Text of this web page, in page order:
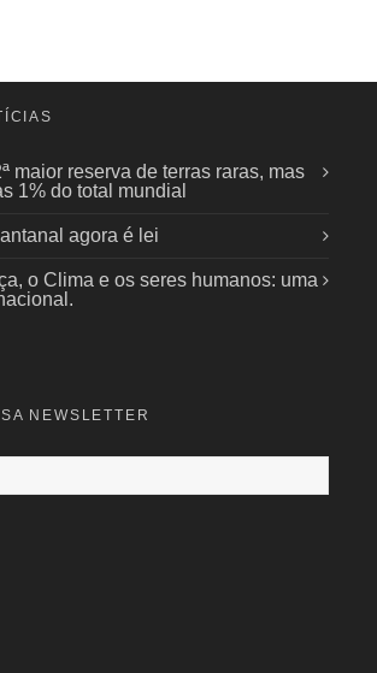
maior reserva de terras raras, mas
1% do total mundial
agora é lei
o Clima e os seres humanos: uma
NEWSLETTER